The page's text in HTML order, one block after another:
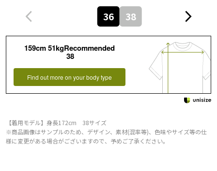
36 38
159cm 51kgRecommended
38
Find out more on your body type
【着用モデル】身長172cm 38サイズ
※商品画像はサンプルのため、デザイン、素材(混率等)、色味やサイズ等の仕
様に変更がある場合がございますので、予めご了承ください。